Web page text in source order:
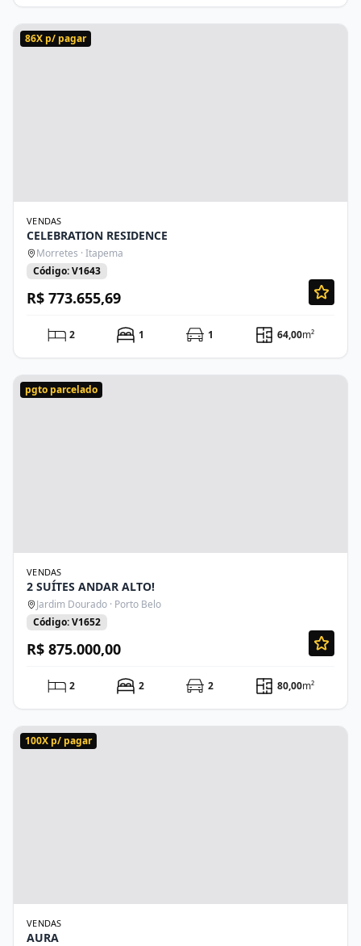
86X p/ pagar
VENDAS
CELEBRATION RESIDENCE
Morretes · Itapema
Código: V1643
R$ 773.655,69
2 1 1 64,00m²
pgto parcelado
VENDAS
2 SUÍTES ANDAR ALTO!
Jardim Dourado · Porto Belo
Código: V1652
R$ 875.000,00
2 2 2 80,00m²
100X p/ pagar
VENDAS
AURA